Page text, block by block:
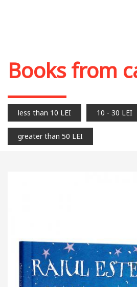
Books from
less than 10 LEI 10 - 30 LEI
greater than 50 LEI